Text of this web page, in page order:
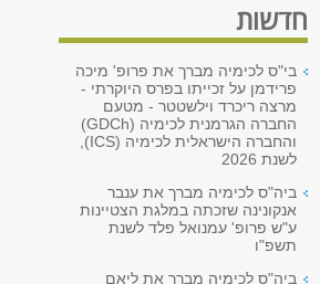
חדשות
בי"ס לכימיה מברך את פרופ' מיכה
פרידמן על זכייתו בפרס היוקרתי -
מרצה ריכרד וילשטטר - מטעם
החברה הגרמנית לכימיה (GDCh)
והחברה הישראלית לכימיה (ICS),
לשנת 2026
ביה"ס לכימיה מברך את ענבר
אנקונינה שזכתה במלגת הצטיינות
ע"ש פרופ' עמנואל פלד לשנת
תשפ"ו
ביה"ס לכימיה מברך את ליאם